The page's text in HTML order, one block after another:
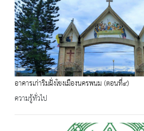
อาคารเก่าริมฝั่งโขงเมืองนครพนม (ตอนที่๔)
ความรู้ทั่วไป